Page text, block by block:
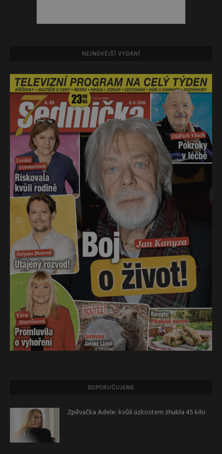
NEJNOVĚJŠÍ VYDÁNÍ
DOPORUČUJEME
Zpěvačka Adele: kvůli úzkostem zhubla 45 kilo